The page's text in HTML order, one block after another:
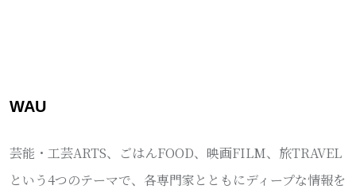
WAU
芸能・工芸ARTS、ごはんFOOD、映画FILM、旅TRAVEL
という4つのテーマで、各専門家とともにディープな情報を